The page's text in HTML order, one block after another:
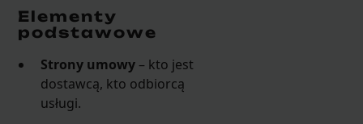
Elementy
podstawowe
Strony umowy – kto jest
dostawcą, kto odbiorcą
usługi.